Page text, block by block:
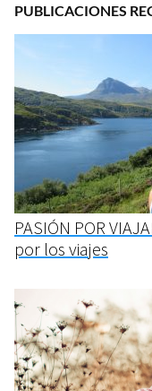
PUBLICACIONES
PASIÓN POR
por los viajes